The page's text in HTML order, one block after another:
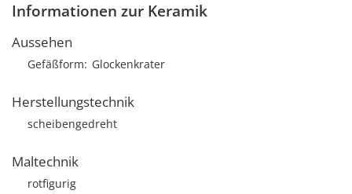
Informationen zur Keramik
Aussehen
Gefäßform Glockenkrater
Herstellungstechnik
scheibengedreht
Maltechnik
rotfigurig